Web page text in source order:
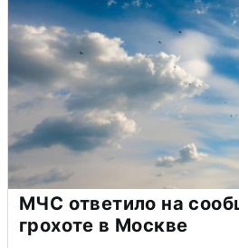
МЧС ответило на
грохоте в Москве